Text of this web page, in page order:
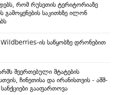
რომ რუსეთის ტერიტორიაზე
გამოყენების საკითხზე ილონ
Wildberries-ის საწყობზე დრონებით
შეერთებული შტატების
ჩინეთისა და ირანისთვის - აშშ-
გააფართოვა